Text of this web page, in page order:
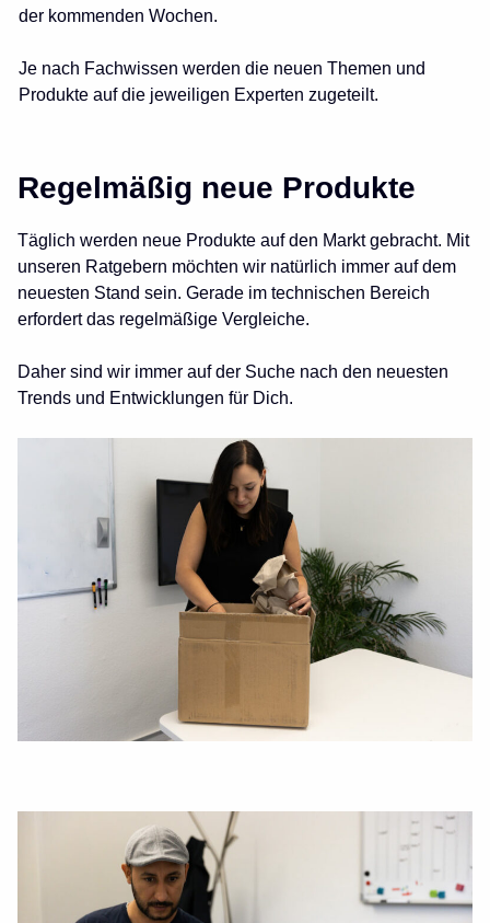
der kommenden Wochen.
Je nach Fachwissen werden die neuen Themen und
Produkte auf die jeweiligen Experten zugeteilt.
Regelmäßig neue Produkte
Täglich werden neue Produkte auf den Markt gebracht. Mit
unseren Ratgebern möchten wir natürlich immer auf dem
neuesten Stand sein. Gerade im technischen Bereich
erfordert das regelmäßige Vergleiche.
Daher sind wir immer auf der Suche nach den neuesten
Trends und Entwicklungen für Dich.